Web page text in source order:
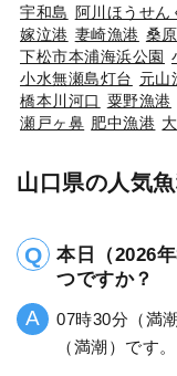
宇和島 阿川ほうせん
嫁泣港 妻崎漁港 桑
下松市本浦海浜公園
小水無瀬島灯台 元山
橋本川河口 粟野漁港
瀬戸ヶ鼻 肥中漁港
山口県の人気
本日（2026
つですか？
07時30分（満
（満潮）です。